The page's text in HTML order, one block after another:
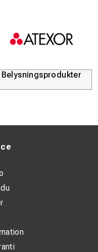
Belysningsprodukter